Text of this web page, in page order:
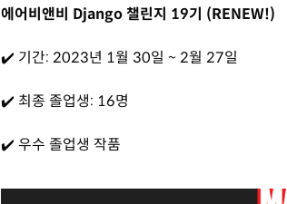
에어비앤비 Django 챌린지 19기 (RENEW!)
✔️ 기간: 2023년 1월 30일 ~ 2월 27일
✔️ 최종 졸업생: 16명
✔️ 우수 졸업생 작품